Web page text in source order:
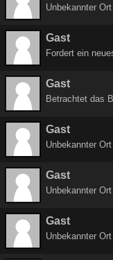
Unbekannter Ort
Gast
Fordert ein
Gast
Betrachtet das
Gast
Unbekannter Ort
Gast
Unbekannter Ort
Gast
Unbekannter Ort